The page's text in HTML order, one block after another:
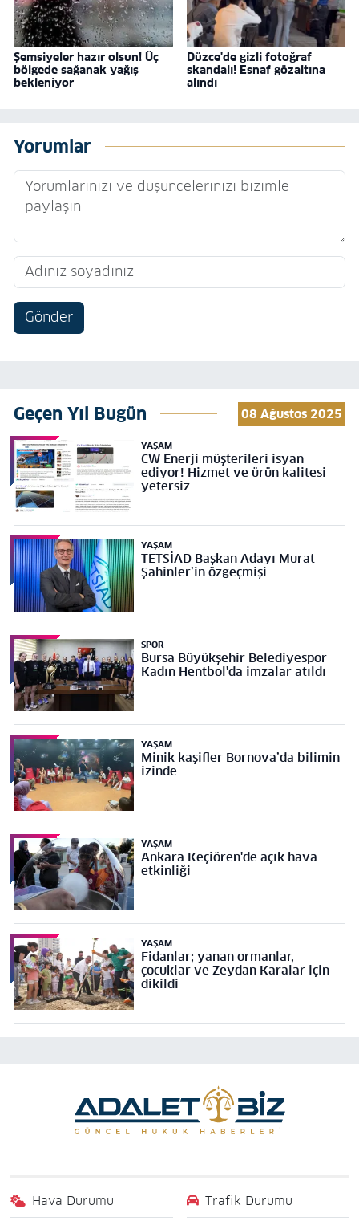
Şemsiyeler hazır olsun! Üç
bölgede sağanak yağış
bekleniyor
Düzce'de gizli fotoğraf
skandalı! Esnaf gözaltına
alındı
Yorumlar
Gönder
Geçen Yıl Bugün 08 Ağustos 2025
YAŞAM
CW Enerji müşterileri isyan
ediyor! Hizmet ve ürün kalitesi
yetersiz
YAŞAM
TETSİAD Başkan Adayı Murat
Şahinler’in özgeçmişi
SPOR
Bursa Büyükşehir Belediyespor
Kadın Hentbol'da imzalar atıldı
YAŞAM
Minik kaşifler Bornova’da bilimin
izinde
YAŞAM
Ankara Keçiören'de açık hava
etkinliği
YAŞAM
Fidanlar; yanan ormanlar,
çocuklar ve Zeydan Karalar için
dikildi
Hava Durumu Trafik Durumu